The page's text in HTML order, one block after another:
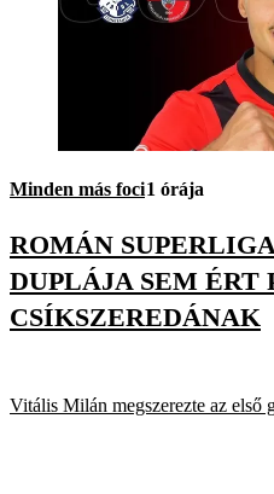
Minden más foci1 órája
ROMÁN
DUPLÁJA SEM ÉRT
CSÍKSZEREDÁNAK
Vitális Milán megszerezte az első